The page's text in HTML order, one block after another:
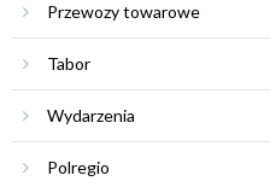
Przewozy towarowe
Tabor
Wydarzenia
Polregio